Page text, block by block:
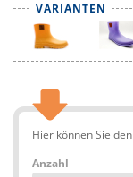
VARIANTEN
Hier können Sie
Anzahl